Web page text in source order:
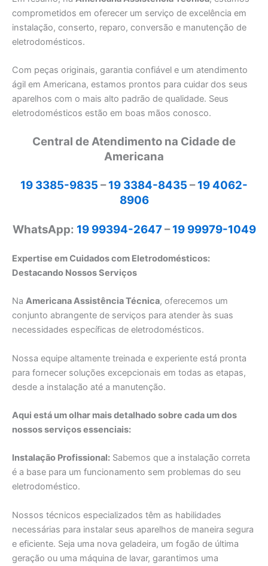
comprometidos em oferecer um serviço de excelência em
instalação, conserto, reparo, conversão e manutenção de
eletrodomésticos.
Com peças originais, garantia confiável e um atendimento
ágil em Americana, estamos prontos para cuidar dos seus
aparelhos com o mais alto padrão de qualidade. Seus
eletrodomésticos estão em boas mãos conosco.
Central de Atendimento na Cidade de
Americana
19 3385-9835 –19 3384-8435 –19 4062-
8906
WhatsApp: 19 99394-2647–19 99979-1049
Expertise em Cuidados com Eletrodomésticos:
Destacando Nossos Serviços
Na Americana Assistência Técnica, oferecemos um
conjunto abrangente de serviços para atender às suas
necessidades específicas de eletrodomésticos.
Nossa equipe altamente treinada e experiente está pronta
para fornecer soluções excepcionais em todas as etapas,
desde a instalação até a manutenção.
Aqui está um olhar mais detalhado sobre cada um dos
nossos serviços essenciais:
Instalação Profissional: Sabemos que a instalação correta
é a base para um funcionamento sem problemas do seu
eletrodoméstico.
Nossos técnicos especializados têm as habilidades
necessárias para instalar seus aparelhos de maneira segura
e eficiente. Seja uma nova geladeira, um fogão de última
geração ou uma máquina de lavar, garantimos uma